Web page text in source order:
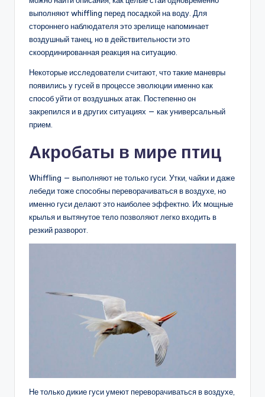
выполняют whiffling перед посадкой на воду. Для
стороннего наблюдателя это зрелище напоминает
воздушный танец, но в действительности это
скоординированная реакция на ситуацию.
Некоторые исследователи считают, что такие маневры
появились у гусей в процессе эволюции именно как
способ уйти от воздушных атак. Постепенно он
закрепился и в других ситуациях — как универсальный
прием.
Акробаты в мире птиц
Whiffling — выполняют не только гуси. Утки, чайки и даже
лебеди тоже способны переворачиваться в воздухе, но
именно гуси делают это наиболее эффектно. Их мощные
крылья и вытянутое тело позволяют легко входить в
резкий разворот.
Не только дикие гуси умеют переворачиваться в воздухе,